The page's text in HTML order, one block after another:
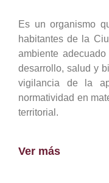
Es un organismo
habitantes de la
ambiente
desarrollo, salud y
vigilancia de la
normatividad en
territorial.
Ver más